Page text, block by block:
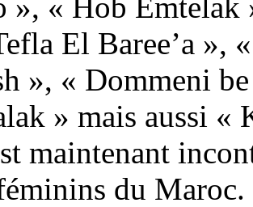
El Baree’a »,
», « Dommeni
» mais aussi «
maintenant
du Maroc.